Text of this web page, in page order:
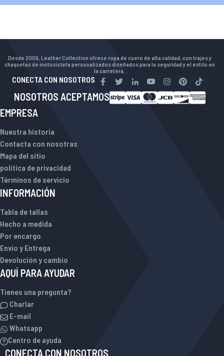
Desde 2009, Leather Collection ofrece ropa de cuero de alta calidad, con trajes y
chaquetas de motocicleta personalizados diseñados para la seguridad y el estilo en
la carretera.
CONECTA CON NOSOTROS
NOSOTROS ACEPTAMOS
EMPRESA
Nuestra historia
Contacta con nosotras
Mapa del sitio
política de privacidad
Términos de servicio
INFORMACIÓN
Tabla de tallas
Hecho a medida
Por encargo
Envío y Entrega
Devolución y cambio
AQUÍ PARA AYUDAR
Tienes una pregunta?
Charlar
E-mail
Whatsapp
Centro de ayuda
CONECTA CON NOSOTROS